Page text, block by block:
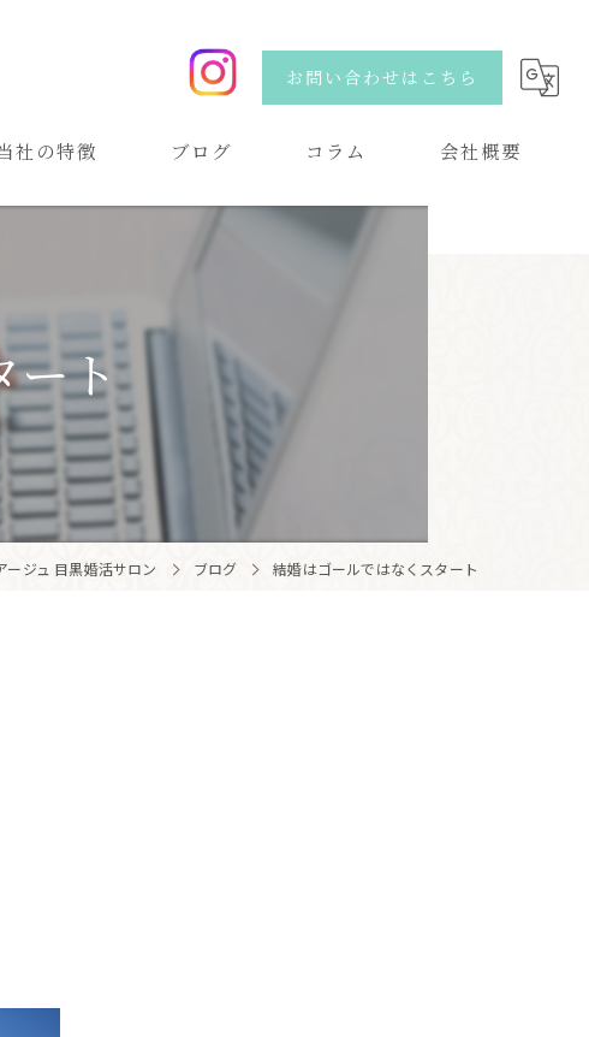
お問い合わせはこちら
社の特徴
婚
ブログ コラム 会社概要
ート
ージュ 目黒婚活サロン ブログ 結婚はゴールではなくスタート